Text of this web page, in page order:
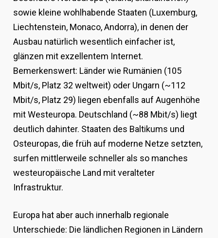
sowie kleine wohlhabende Staaten (Luxemburg,
Liechtenstein, Monaco, Andorra), in denen der
Ausbau natürlich wesentlich einfacher ist,
glänzen mit exzellentem Internet.
Bemerkenswert: Länder wie Rumänien (105
Mbit/s, Platz 32 weltweit) oder Ungarn (~112
Mbit/s, Platz 29) liegen ebenfalls auf Augenhöhe
mit Westeuropa. Deutschland (~88 Mbit/s) liegt
deutlich dahinter. Staaten des Baltikums und
Osteuropas, die früh auf moderne Netze setzten,
surfen mittlerweile schneller als so manches
westeuropäische Land mit veralteter
Infrastruktur.
Europa hat aber auch innerhalb regionale
Unterschiede: Die ländlichen Regionen in Ländern